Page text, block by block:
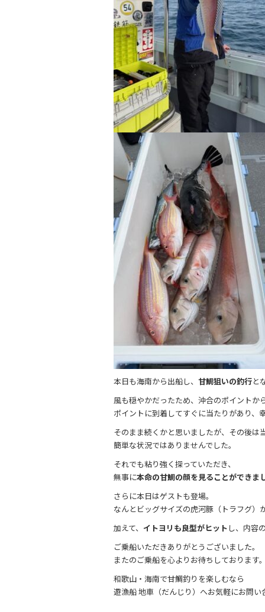
本日も海南から出船し、 甘鯛狙いの釣行と
風も穏やかだったため、沖合のポイントか
ポイントに到着してすぐに当たりがあり、
そのまま続くかと思いましたが、その後は
簡単な状況ではありませんでした。
それでも粘り強く探っていただき、
無事に本命の甘鯛の顔を見ることができま
さらに本日はゲストも登場。
なんとビッグサイズの虎河豚（トラフグ）
加えて、 イトヨリも良型がヒット し、内容
ご乗船いただきありがとうございました。
またのご乗船を心よりお待ちしております
和歌山・海南で甘鯛釣りを楽しむなら
遊漁船 地車（だんじり）へお気軽にお問い